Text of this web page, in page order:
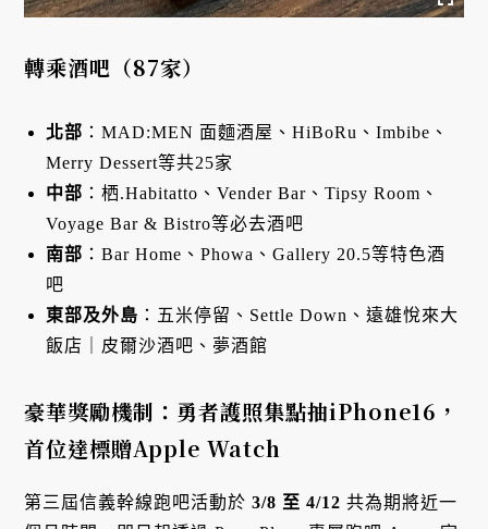
轉乘酒吧（87家）
北部 ：MAD:MEN 面麵酒屋、HiBoRu、Imbibe、
Merry Dessert等共25家
中部 ：栖.Habitatto、Vender Bar、Tipsy Room、
Voyage Bar & Bistro等必去酒吧
南部 ：Bar Home、Phowa、Gallery 20.5等特色酒
吧
東部及外島 ：五米停留、Settle Down、遠雄悅來大
飯店｜皮爾沙酒吧、夢酒館
豪華獎勵機制：勇者護照集點抽iPhone16，
首位達標贈Apple Watch
第三屆信義幹線跑吧活動於3/8 至 4/12 共為期將近一